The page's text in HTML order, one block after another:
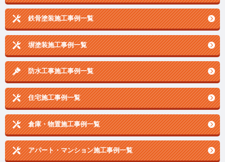
鉄骨塗装施工事例一覧
塀塗装施工事例一覧
防水工事施工事例一覧
住宅施工事例一覧
倉庫・物置施工事例一覧
アパート・マンション施工事例一覧